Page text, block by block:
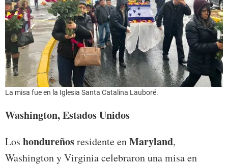
La misa fue en la Iglesia Santa Catalina Lauboré.
Washington, Estados Unidos
Los hondureñosresidente enMaryland,
Washington y Virginia celebraron una misa en